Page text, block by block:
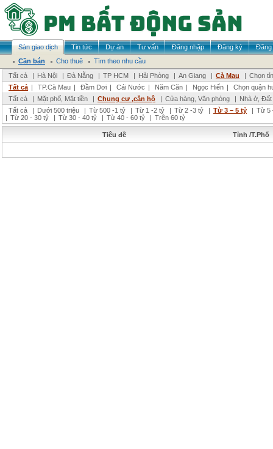
Sàn giao dịch Tin tức Dự án Tư vấn Đăng nhập Đăng ký
Đăng
Cần bán
Cho thuê
Tìm theo nhu cầu
Tất cả
| Hà Nội | Đà Nẵng | TP HCM | Hải Phòng | An Giang | Cà Mau | Chọn
Tất cả | TP.Cà Mau | Đầm Dơi | Cái Nước | Năm Căn | Ngọc Hiển |
Chọn quận
Tất cả
| Mặt phố, Mặt tiền | Chung cư ,căn hộ | Cửa hàng, Văn phòng | Nhà ở,
Tất cả
| Dưới 500 triệu | Từ 500 -1 tỷ | Từ 1 -2 tỷ | Từ 2 -3 tỷ | Từ 3 – 5 tỷ | Từ 5
| Từ 20 - 30 tỷ | Từ 30 - 40 tỷ | Từ 40 - 60 tỷ | Trên 60 tỷ
Tiêu đề Tỉnh /T.Phố